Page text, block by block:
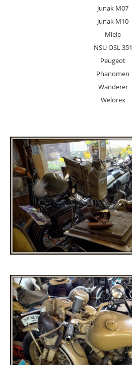
Junak M07
Junak M10
Miele
NSU OSL 351
Peugeot
Phanomen
Wanderer
Welorex